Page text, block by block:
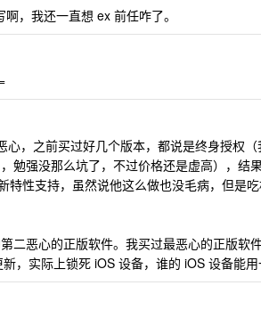
，我还一直想 ex 前任咋了。
，之前买过好几个版本，都说是终身授权
勉强没那么坑了，不过价格还是虚高），结
性支持，虽然说他这么做也没毛病，但是吃
二恶心的正版软件。我买过最恶心的正版软
，实际上锁死 iOS 设备，谁的 iOS 设备能用